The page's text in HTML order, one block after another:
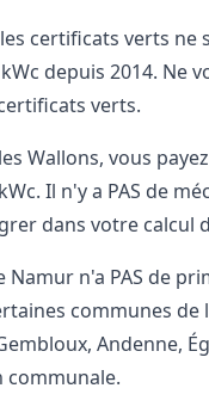
les certificats verts ne
depuis 2014. Ne
verts.
Wallons, vous
Il n'y a PAS de
dans votre calcul
Namur n'a PAS de
communes
Andenne,